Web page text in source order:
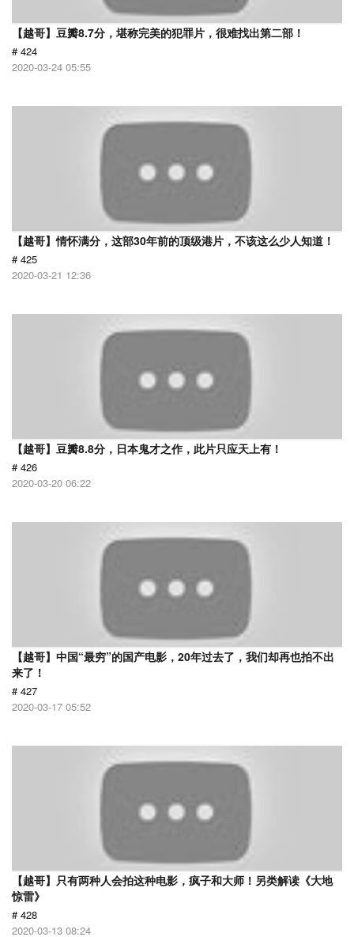
【越哥】豆瓣8.7分，堪称完美的犯罪片，很难找出第二部！
# 424
2020-03-24 05:55
【越哥】情怀满分，这部30年前的顶级港片，不该这么少人知道！
# 425
2020-03-21 12:36
【越哥】豆瓣8.8分，日本鬼才之作，此片只应天上有！
# 426
2020-03-20 06:22
【越哥】中国“最穷”的国产电影，20年过去了，我们却再也拍不出
来了！
# 427
2020-03-17 05:52
【越哥】只有两种人会拍这种电影，疯子和大师！另类解读《大地
惊雷》
# 428
2020-03-13 08:24